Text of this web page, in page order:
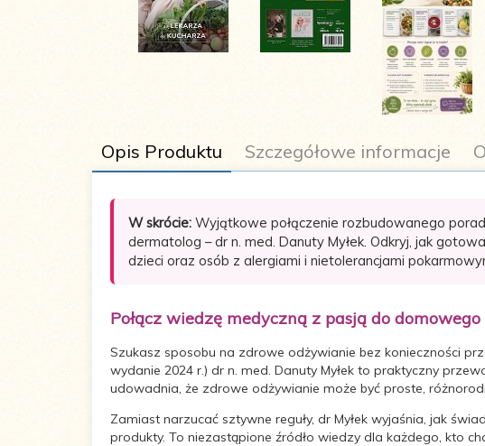
Opis Produktu Szczegółowe informacje
W skrócie: Wyjątkowe połączenie rozbudowanego
dermatolog – dr n. med. Danuty Myłek. Odkryj, jak
dzieci oraz osób z alergiami i nietolerancjami
Połącz wiedzę medyczną z pasją do
Szukasz sposobu na zdrowe odżywianie bez konieczności
wydanie 2024 r.) dr n. med. Danuty Myłek to praktyczny
udowadnia, że zdrowe odżywianie może być proste,
Zamiast narzucać sztywne reguły, dr Myłek wyjaśnia, jak
produkty. To niezastąpione źródło wiedzy dla każdego, kto
Liczba stron: 224
Wymiary: 145x205
Oprawa: Miękka